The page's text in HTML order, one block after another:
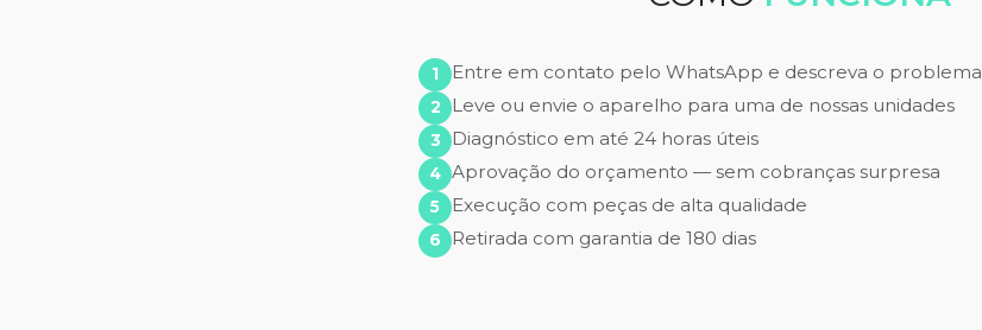
Entre em contato pelo WhatsApp e descreva o problema
Leve ou envie o aparelho para uma de nossas unidades
Diagnóstico em até 24 horas úteis
Aprovação do orçamento — sem cobranças surpresa
Execução com peças de alta qualidade
Retirada com garantia de 180 dias